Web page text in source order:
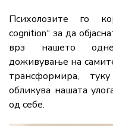
Психолозите го
cognition“ за да
врз нашето
доживување на
трансформира,
обликува нашата
од себе.